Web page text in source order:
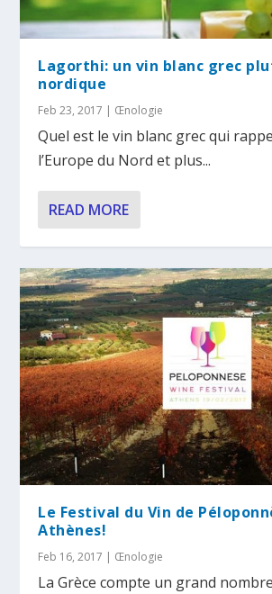
Lagorthi: un vin blanc grec
nordique
Feb 23, 2017 | Œnologie
Quel est le vin blanc grec qui
l’Europe du Nord et plus...
READ MORE
Le Festival du Vin de
Athènes!
Feb 16, 2017 | Œnologie
La Grèce compte un grand nombre